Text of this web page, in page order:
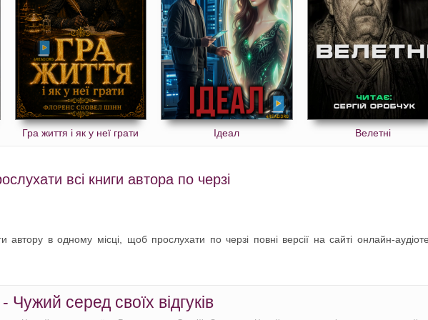
Гра життя і як у неї грати Ідеал Велетні
всі книги автора по черзі
автору в одному місці, щоб прослухати по черзі повні версії на сайті онлайн-
Чужий серед своїх відгуків